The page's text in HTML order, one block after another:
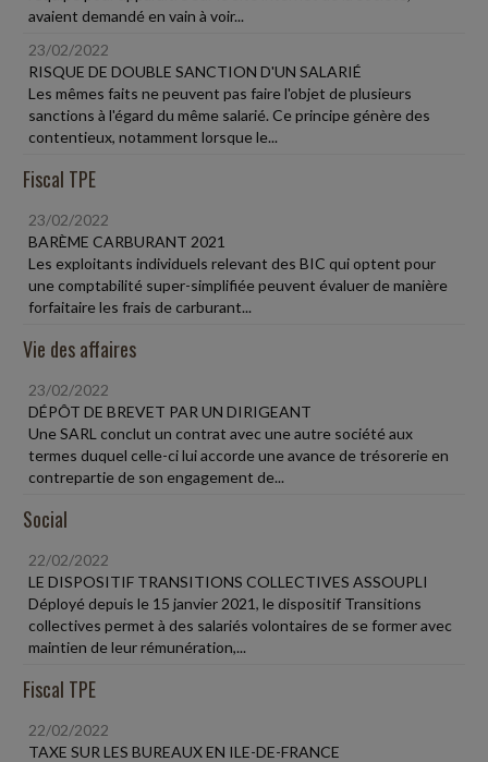
avaient demandé en vain à voir...
23/02/2022
RISQUE DE DOUBLE SANCTION D'UN SALARIÉ
Les mêmes faits ne peuvent pas faire l'objet de plusieurs
sanctions à l'égard du même salarié. Ce principe génère des
contentieux, notamment lorsque le...
Fiscal TPE
23/02/2022
BARÈME CARBURANT 2021
Les exploitants individuels relevant des BIC qui optent pour
une comptabilité super-simplifiée peuvent évaluer de manière
forfaitaire les frais de carburant...
Vie des affaires
23/02/2022
DÉPÔT DE BREVET PAR UN DIRIGEANT
Une SARL conclut un contrat avec une autre société aux
termes duquel celle-ci lui accorde une avance de trésorerie en
contrepartie de son engagement de...
Social
22/02/2022
LE DISPOSITIF TRANSITIONS COLLECTIVES ASSOUPLI
Déployé depuis le 15 janvier 2021, le dispositif Transitions
collectives permet à des salariés volontaires de se former avec
maintien de leur rémunération,...
Fiscal TPE
22/02/2022
TAXE SUR LES BUREAUX EN ILE-DE-FRANCE